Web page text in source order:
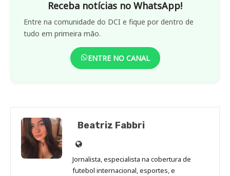
Receba notícias no WhatsApp!
Entre na comunidade do DCI e fique por dentro de
tudo em primeira mão.
ENTRE NO CANAL
Beatriz Fabbri
Site
de
Beatriz
Jornalista, especialista na cobertura de
futebol internacional, esportes, e